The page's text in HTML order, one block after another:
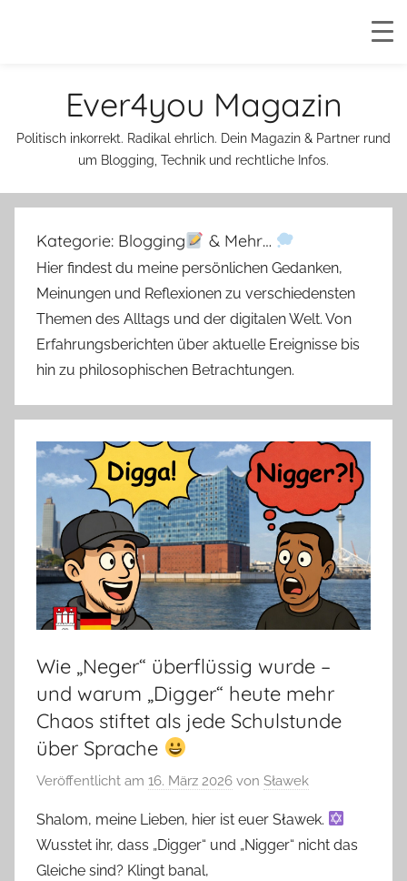
Ever4you Magazin
Politisch inkorrekt. Radikal ehrlich. Dein Magazin & Partner rund
um Blogging, Technik und rechtliche Infos.
Kategorie: Blogging & Mehr…
Hier findest du meine persönlichen Gedanken,
Meinungen und Reflexionen zu verschiedensten
Themen des Alltags und der digitalen Welt. Von
Erfahrungsberichten über aktuelle Ereignisse bis
hin zu philosophischen Betrachtungen.
Wie „Neger“ überflüssig wurde –
und warum „Digger“ heute mehr
Chaos stiftet als jede Schulstunde
über Sprache
Veröffentlicht am 16. März 2026 von Sławek
Shalom, meine Lieben, hier ist euer Sławek.
Wusstet ihr, dass „Digger“ und „Nigger“ nicht das
Gleiche sind? Klingt banal,